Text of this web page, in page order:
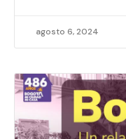
agosto 6, 2024